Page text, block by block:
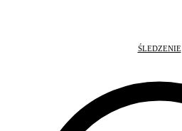
ŚLEDZENIE